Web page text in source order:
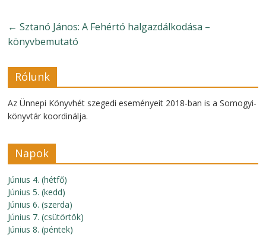
← Sztanó János: A Fehértó halgazdálkodása –
könyvbemutató
Rólunk
Az Ünnepi Könyvhét szegedi eseményeit 2018-ban is a Somogyi-
könyvtár koordinálja.
Napok
Június 4. (hétfő)
Június 5. (kedd)
Június 6. (szerda)
Június 7. (csütörtök)
Június 8. (péntek)